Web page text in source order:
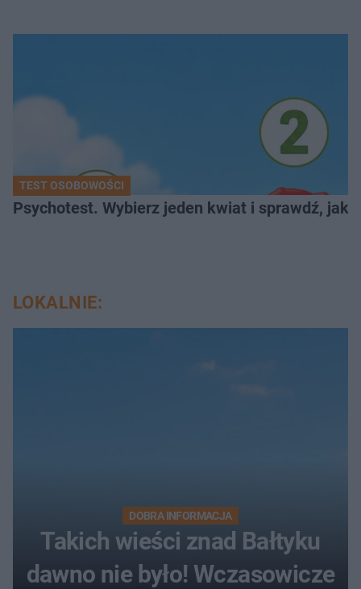
TEST OSOBOWOŚCI
Psychotest. Wybierz jeden kwiat i sprawdź, jaki
LOKALNIE:
DOBRA INFORMACJA
Takich wieści znad Bałtyku
dawno nie było! Wczasowicze